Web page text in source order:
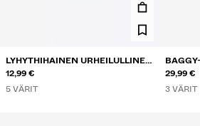
LYHYTHIHAINEN URHEILULLINEN
PRINTTI-T-PAITA
12,99 €
5 VÄRIT
29,99 €
3 VÄRIT